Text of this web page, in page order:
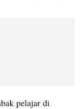
pelajar di